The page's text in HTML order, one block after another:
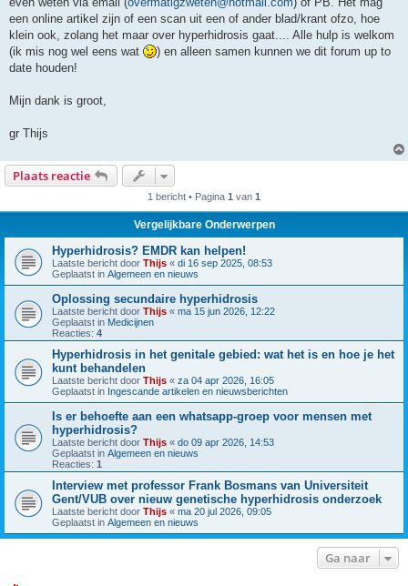
een online artikel zijn of een scan uit een of ander blad/krant ofzo, hoe
klein ook, zolang het maar over hyperhidrosis gaat.... Alle hulp is welkom
(ik mis nog wel eens wat
) en alleen samen kunnen we dit forum up to
date houden!
Mijn dank is groot,
gr Thijs
Plaats reactie
1 bericht • Pagina 1 van 1
Vergelijkbare Onderwerpen
Hyperhidrosis? EMDR kan helpen!
Laatste bericht door Thijs « di 16 sep 2025, 08:53
Geplaatst in Algemeen en nieuws
Oplossing secundaire hyperhidrosis
Laatste bericht door Thijs « ma 15 jun 2026, 12:22
Geplaatst in Medicijnen
Reacties: 4
Hyperhidrosis in het genitale gebied: wat het is en hoe je het
kunt behandelen
Laatste bericht door Thijs « za 04 apr 2026, 16:05
Geplaatst in Ingescande artikelen en nieuwsberichten
Is er behoefte aan een whatsapp-groep voor mensen met
hyperhidrosis?
Laatste bericht door Thijs « do 09 apr 2026, 14:53
Geplaatst in Algemeen en nieuws
Reacties: 1
Interview met professor Frank Bosmans van Universiteit
Gent/VUB over nieuw genetische hyperhidrosis onderzoek
Laatste bericht door Thijs « ma 20 jul 2026, 09:05
Geplaatst in Algemeen en nieuws
Ga naar